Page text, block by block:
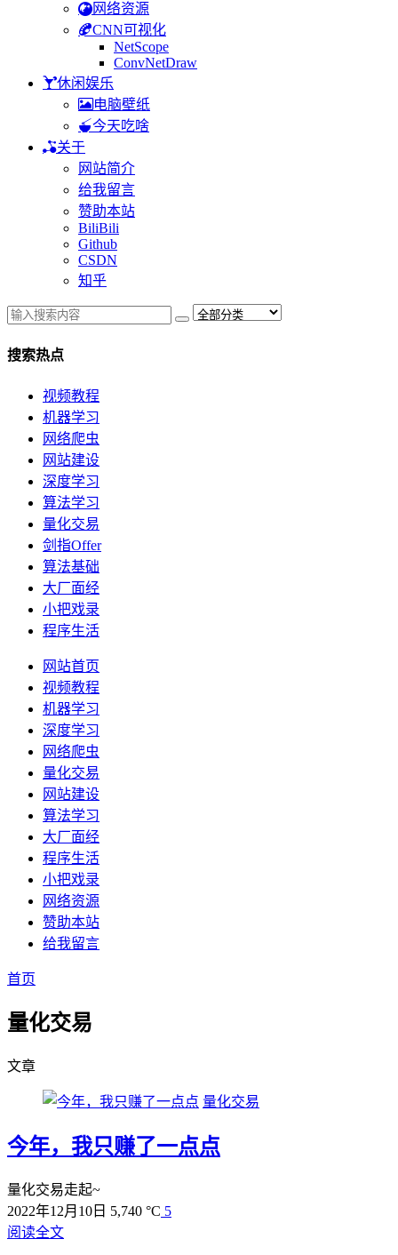
网络资源
CNN可视化
NetScope
ConvNetDraw
休闲娱乐
电脑壁纸
今天吃啥
关于
网站简介
给我留言
赞助本站
BiliBili
Github
CSDN
知乎
搜索热点
视频教程
机器学习
网络爬虫
网站建设
深度学习
算法学习
量化交易
剑指Offer
算法基础
大厂面经
小把戏录
程序生活
网站首页
视频教程
机器学习
深度学习
网络爬虫
量化交易
网站建设
算法学习
大厂面经
程序生活
小把戏录
网络资源
赞助本站
给我留言
首页
量化交易
文章
量化交易
今年，我只赚了一点点
量化交易走起~
2022年12月10日 5,740 °C 5
阅读全文